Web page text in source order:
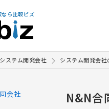
ら比較ビズ
システム開発会社 システム開発会社
N&N合